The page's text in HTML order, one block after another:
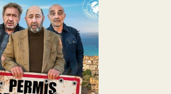
Sortie:
Genre:
Comédie
Duration:
Langue: